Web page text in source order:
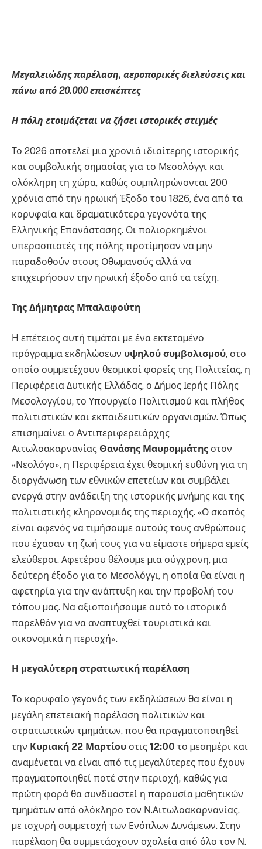
Μεγαλειώδης παρέλαση, αεροπορικές διελεύσεις και
πάνω από 20.000 επισκέπτες
Η πόλη ετοιµάζεται να ζήσει ιστορικές στιγµές
Το 2026 αποτελεί µια χρονιά ιδιαίτερης ιστορικής
και συµβολικής σηµασίας για το Μεσολόγγι και
ολόκληρη τη χώρα, καθώς συµπληρώνονται 200
χρόνια από την ηρωική Έξοδο του 1826, ένα από τα
κορυφαία και δραµατικότερα γεγονότα της
Ελληνικής Επανάστασης. Οι πολιορκηµένοι
υπερασπιστές της πόλης προτίµησαν να µην
παραδοθούν στους Οθωµανούς αλλά να
επιχειρήσουν την ηρωική έξοδο από τα τείχη.
Της Δήµητρας Μπαλαφούτη
Η επέτειος αυτή τιµάται µε ένα εκτεταµένο
πρόγραµµα εκδηλώσεων υψηλού συµβολισµού, στο
οποίο συµµετέχουν θεσµικοί φορείς της Πολιτείας, η
Περιφέρεια Δυτικής Ελλάδας, ο Δήµος Ιερής Πόλης
Μεσολογγίου, το Υπουργείο Πολιτισµού και πλήθος
πολιτιστικών και εκπαιδευτικών οργανισµών. Όπως
επισηµαίνει ο Αντιπεριφερειάρχης
Αιτωλοακαρνανίας Θανάσης Μαυροµµάτης στον
«Νεολόγο», η Περιφέρεια έχει θεσµική ευθύνη για τη
διοργάνωση των εθνικών επετείων και συµβάλει
ενεργά στην ανάδειξη της ιστορικής µνήµης και της
πολιτιστικής κληρονοµιάς της περιοχής. «Ο σκοπός
είναι αφενός να τιµήσουµε αυτούς τους ανθρώπους
που έχασαν τη ζωή τους για να είµαστε σήµερα εµείς
ελεύθεροι. Αφετέρου θέλουµε µια σύγχρονη, µια
δεύτερη έξοδο για το Μεσολόγγι, η οποία θα είναι η
αφετηρία για την ανάπτυξη και την προβολή του
τόπου µας. Να αξιοποιήσουµε αυτό το ιστορικό
παρελθόν για να αναπτυχθεί τουριστικά και
οικονοµικά η περιοχή».
Η µεγαλύτερη στρατιωτική παρέλαση
Το κορυφαίο γεγονός των εκδηλώσεων θα είναι η
µεγάλη επετειακή παρέλαση πολιτικών και
στρατιωτικών τµηµάτων, που θα πραγµατοποιηθεί
την Κυριακή 22 Μαρτίου στις 12:00 το µεσηµέρι και
αναµένεται να είναι από τις µεγαλύτερες που έχουν
πραγµατοποιηθεί ποτέ στην περιοχή, καθώς για
πρώτη φορά θα συνδυαστεί η παρουσία µαθητικών
τµηµάτων από ολόκληρο τον Ν.Αιτωλοακαρνανίας,
µε ισχυρή συµµετοχή των Ενόπλων Δυνάµεων. Στην
παρέλαση θα συµµετάσχουν σχολεία από όλο τον Ν.